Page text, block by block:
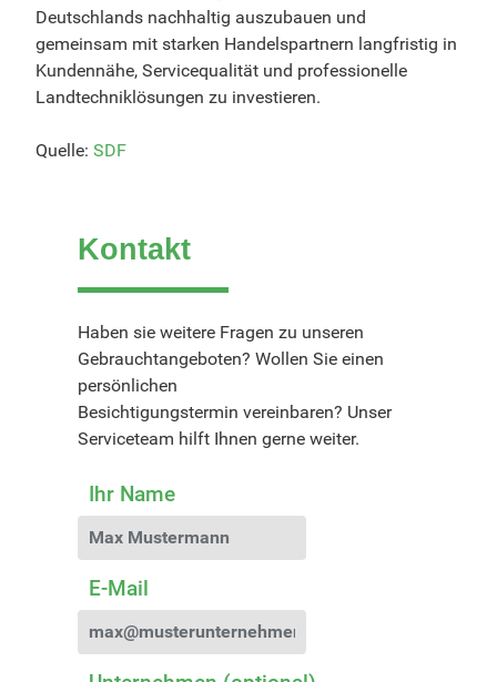
Deutschlands nachhaltig auszubauen und
gemeinsam mit starken Handelspartnern langfristig in
Kundennähe, Servicequalität und professionelle
Landtechniklösungen zu investieren.
Quelle: SDF
Kontakt
Haben sie weitere Fragen zu unseren
Gebrauchtangeboten? Wollen Sie einen
persönlichen
Besichtigungstermin vereinbaren? Unser
Serviceteam hilft Ihnen gerne weiter.
Ihr Name
E-Mail